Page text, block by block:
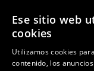
Octubre
intención de
panorama
Ese sitio web
cookies
Utilizamos cookies
contenido, los